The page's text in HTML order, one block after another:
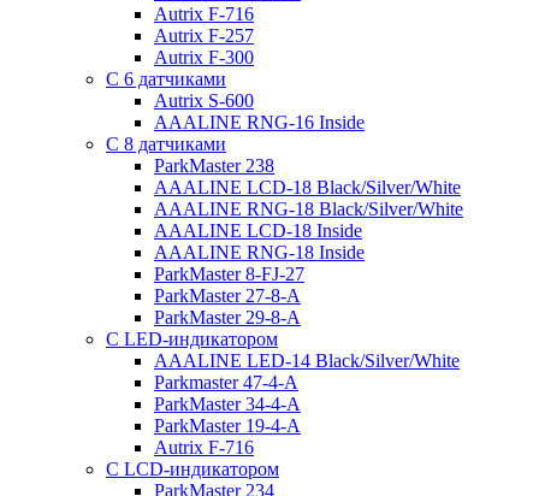
Autrix F-716
Autrix F-257
Autrix F-300
С 6 датчиками
Autrix S-600
AAALINE RNG-16 Inside
С 8 датчиками
ParkMaster 238
AAALINE LCD-18 Black/Silver/White
AAALINE RNG-18 Black/Silver/White
AAALINE LCD-18 Inside
AAALINE RNG-18 Inside
ParkMaster 8-FJ-27
ParkMaster 27-8-A
ParkMaster 29-8-A
С LED-индикатором
AAALINE LED-14 Black/Silver/White
Parkmaster 47-4-A
ParkMaster 34-4-A
ParkMaster 19-4-A
Autrix F-716
С LCD-индикатором
ParkMaster 234